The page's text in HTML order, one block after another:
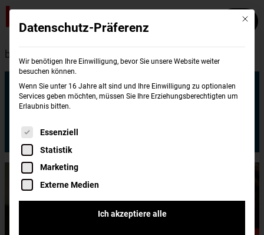
burgerme
burgerme
Kaiserwall 20
45657 Recklinghausen
Jetzt bestellen
Mit
Datenschutz-Präferenz
Wir benötigen Ihre Einwilligung, bevor Sie unsere Website weiter
besuchen können.
Wenn Sie unter 16 Jahre alt sind und Ihre Einwilligung zu optionalen
Services geben möchten, müssen Sie Ihre Erziehungsberechtigten um
Erlaubnis bitten.
Es folgt eine Liste der Service-Gruppen, für
Essenziell
Statistik
Marketing
Externe Medien
Ich akzeptiere alle